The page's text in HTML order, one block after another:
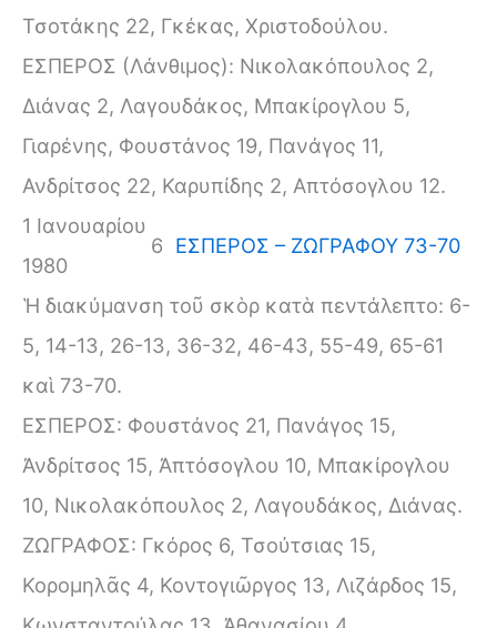
Τσοτάκης 22, Γκέκας, Χριστοδούλου.
ΕΣΠΕΡΟΣ (Λάνθιμος): Νικολακόπουλος 2,
Διάνας 2, Λαγουδάκος, Μπακίρογλου 5,
Γιαρένης, Φουστάνος 19, Πανάγος 11,
Ανδρίτσος 22, Καρυπίδης 2, Απτόσογλου 12.
1 Ιανουαρίου
1980
6 ΕΣΠΕΡΟΣ – ΖΩΓΡΑΦΟΥ 73-70
Ἡ διακύμανση τοῦ σκὸρ κατὰ πεντάλεπτο: 6-
5, 14-13, 26-13, 36-32, 46-43, 55-49, 65-61
καὶ 73-70.
ΕΣΠΕΡΟΣ: Φουστάνος 21, Πανάγος 15,
Ἀνδρίτσος 15, Ἀπτόσογλου 10, Μπακίρογλου
10, Νικολακόπουλος 2, Λαγουδάκος, Διάνας.
ΖΩΓΡΑΦΟΣ: Γκόρος 6, Τσούτσιας 15,
Κορομηλᾶς 4, Κοντογιῶργος 13, Λιζάρδος 15,